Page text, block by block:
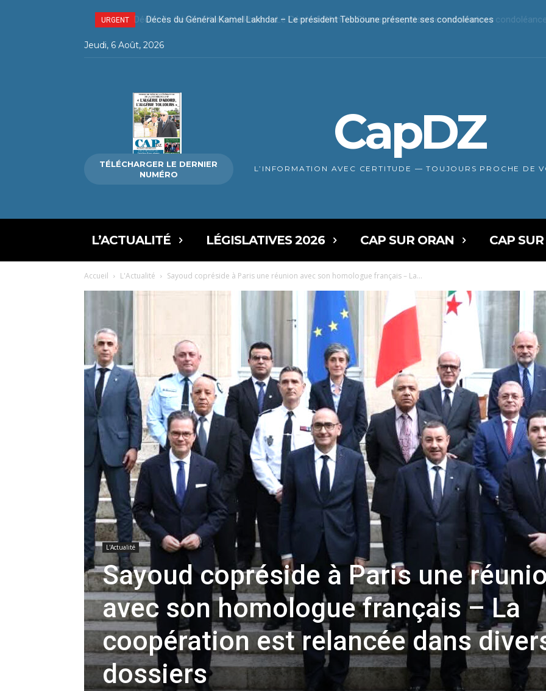
URGENT Décès du Général Kamel Lakhdar – Le président Tebboune présente ses condoléances
Jeudi, 6 Août, 2026
TÉLÉCHARGER LE DERNIER
NUMÉRO
CapDZ
L’INFORMATION AVEC CERTITUDE — TOUJOURS PROCHE DE
L’ACTUALITÉ LÉGISLATIVES 2026 CAP SUR ORAN CAP
Accueil L'Actualité Sayoud copréside à Paris une réunion avec son homologue français – La...
L'Actualité
Sayoud copréside à Paris une
avec son homologue français – La
coopération est relancée dans
dossiers